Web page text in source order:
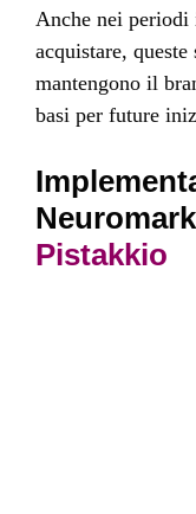
Anche nei
acquistare,
mantengono il
basi per future
Pistakkio